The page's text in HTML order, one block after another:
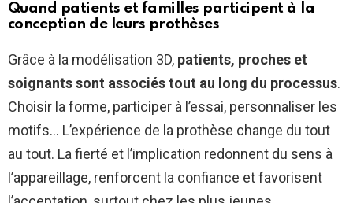
Quand patients et familles participent à la
conception de leurs prothèses
Grâce à la modélisation 3D, patients, proches et
soignants sont associés tout au long du processus.
Choisir la forme, participer à l’essai, personnaliser les
motifs… L’expérience de la prothèse change du tout
au tout. La fierté et l’implication redonnent du sens à
l’appareillage, renforcent la confiance et favorisent